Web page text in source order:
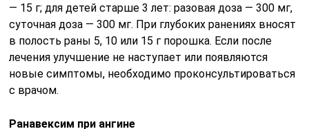
— 15 г; для детей старше 3 лет: разовая доза — 300 мг,
суточная доза — 300 мг. При глубоких ранениях вносят
в полость раны 5, 10 или 15 г порошка. Если после
лечения улучшение не наступает или появляются
новые симптомы, необходимо проконсультироваться
с врачом.
Ранавексим при ангине